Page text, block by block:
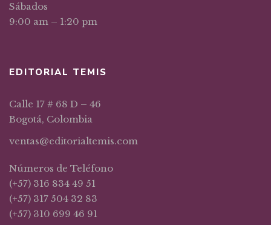
Sábados
9:00 am – 1:20 pm
EDITORIAL TEMIS
Calle 17 # 68 D – 46
Bogotá, Colombia
ventas@editorialtemis.com
Números de Teléfono
(+57) 316 834 49 51
(+57) 317 504 32 83
(+57) 310 699 46 91